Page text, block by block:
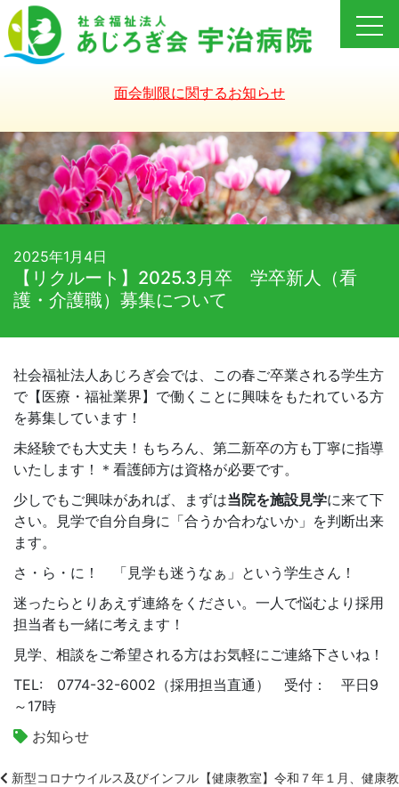
Skip
to
content
面会制限に関するお知らせ
2025年1月4日
【リクルート】2025.3月卒 学卒新人（看
護・介護職）募集について
社会福祉法人あじろぎ会では、この春ご卒業される学生方
で【医療・福祉業界】で働くことに興味をもたれている方
を募集しています！
未経験でも大丈夫！もちろん、第二新卒の方も丁寧に指導
いたします！＊看護師方は資格が必要です。
少しでもご興味があれば、まずは当院を施設見学に来て下
さい。見学で自分自身に「合うか合わないか」を判断出来
ます。
さ・ら・に！ 「見学も迷うなぁ」という学生さん！
迷ったらとりあえず連絡をください。一人で悩むより採用
担当者も一緒に考えます！
見学、相談をご希望される方はお気軽にご連絡下さいね！
TEL: 0774-32-6002（採用担当直通） 受付： 平日9
～17時
お知らせ
新型コロナウイルス及びインフル 【健康教室】令和７年１月、健康教